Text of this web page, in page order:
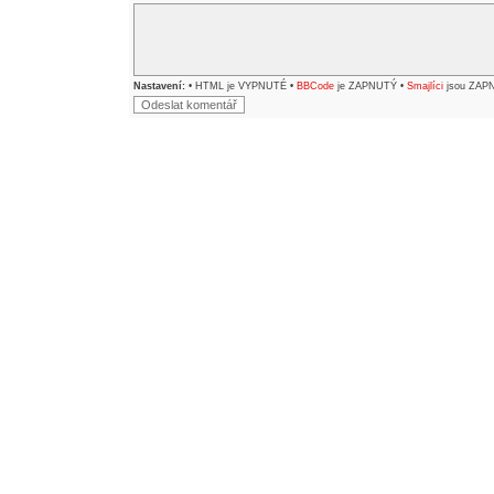
Nastavení: • HTML je VYPNUTÉ • BBCode je ZAPNUTÝ • Smajlíci jsou